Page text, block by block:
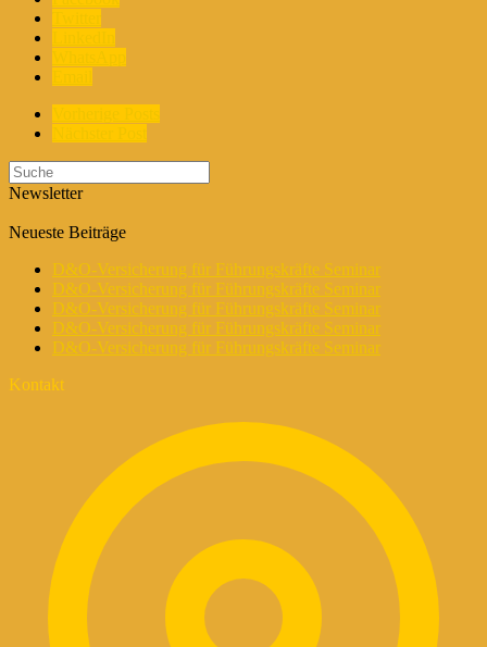
Newsletter
Neueste Beiträge
D&O-Versicherung für Führungskräfte Seminar
D&O-Versicherung für Führungskräfte Seminar
D&O-Versicherung für Führungskräfte Seminar
D&O-Versicherung für Führungskräfte Seminar
D&O-Versicherung für Führungskräfte Seminar
Kontakt